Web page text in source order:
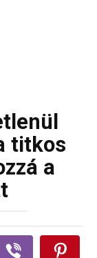
titkos
a